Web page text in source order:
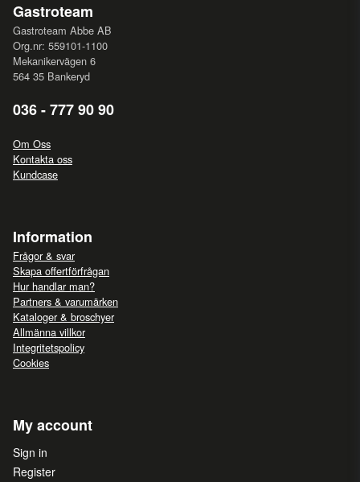
Gastroteam
Gastroteam Abbe AB
Org.nr: 559101-1100
Mekanikervägen 6
564 35 Bankeryd
036 - 777 90 90
Om Oss
Kontakta oss
Kundcase
Information
Frågor & svar
Skapa offertförfrågan
Hur handlar man?
Partners & varumärken
Kataloger & broschyer
Allmänna villkor
Integritetspolicy
Cookies
My account
Sign in
Register